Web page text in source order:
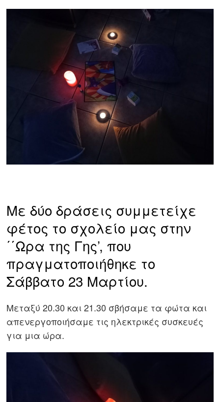
Με δύο δράσεις συμμετείχε
φέτος το σχολείο μας στην
΄΄Ωρα της Γης’, που
πραγματοποιήθηκε το
Σάββατο 23 Μαρτίου.
Μεταξύ 20.30 και 21.30 σβήσαμε τα φώτα και
απενεργοποιήσαμε τις ηλεκτρικές συσκευές
για μια ώρα.